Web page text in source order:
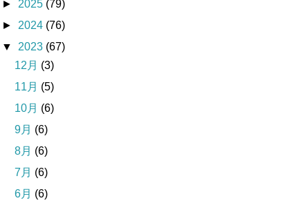
► 2025 (79)
► 2024 (76)
▼ 2023 (67)
12月 (3)
11月 (5)
10月 (6)
9月 (6)
8月 (6)
7月 (6)
6月 (6)